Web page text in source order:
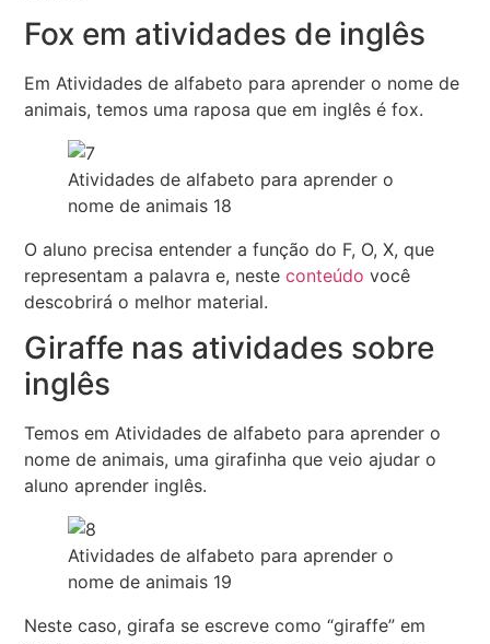
Fox em atividades de inglês
Em Atividades de alfabeto para aprender o nome de
animais, temos uma raposa que em inglês é fox.
Atividades de alfabeto para aprender o
nome de animais 18
O aluno precisa entender a função do F, O, X, que
representam a palavra e, nesteconteúdo você
descobrirá o melhor material.
Giraffe nas atividades sobre
inglês
Temos em Atividades de alfabeto para aprender o
nome de animais, uma girafinha que veio ajudar o
aluno aprender inglês.
Atividades de alfabeto para aprender o
nome de animais 19
Neste caso, girafa se escreve como “giraffe” em